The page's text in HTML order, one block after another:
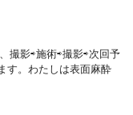
撮影⇨施術⇨撮影⇨次回予
す。わたしは表面麻酔